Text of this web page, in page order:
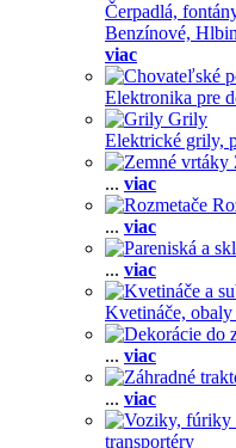
Čerpadlá,
Benzínové,
viac
Elektronika pre
Grily
Elektrické grily,
... viac
... viac
... viac
Kvetináče,
... viac
... viac
transportéry